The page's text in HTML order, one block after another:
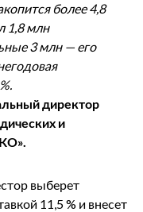
более 4,8
1,8 млн
3 млн — его
директор
и
выберет
11,5 % и внесет